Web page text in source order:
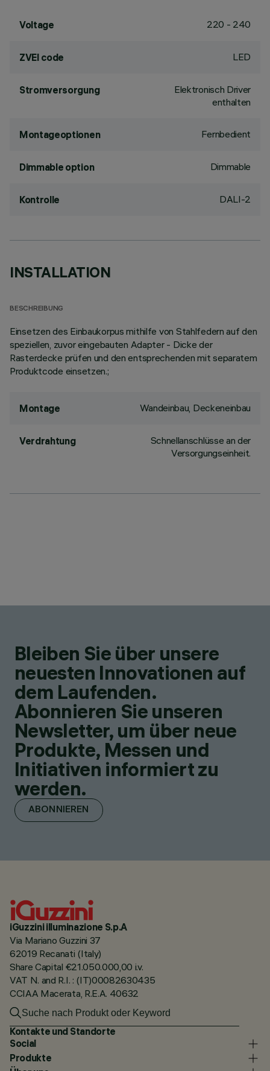
Voltage 220 - 240
ZVEI code LED
Stromversorgung
Elektronisch Driver
enthalten
Montageoptionen Fernbedient
Dimmable option Dimmable
Kontrolle DALI-2
INSTALLATION
BESCHREIBUNG
Einsetzen des Einbaukorpus mithilfe von Stahlfedern auf den
speziellen, zuvor eingebauten Adapter - Dicke der
Rasterdecke prüfen und den entsprechenden mit separatem
Produktcode einsetzen.;
Montage Wandeinbau, Deckeneinbau
Verdrahtung
Schnellanschlüsse an der
Versorgungseinheit.
Bleiben Sie über unsere
neuesten Innovationen auf
dem Laufenden.
Abonnieren Sie unseren
Newsletter, um über neue
Produkte, Messen und
Initiativen informiert zu
werden.
ABONNIEREN
iGuzzini illuminazione S.p.A
Via Mariano Guzzini 37
62019 Recanati (Italy)
Share Capital €21.050.000,00 i.v.
VAT N. and R.I. : (IT)00082630435
CCIAA Macerata, R.E.A. 40632
Kontakte und Standorte
Social
Produkte